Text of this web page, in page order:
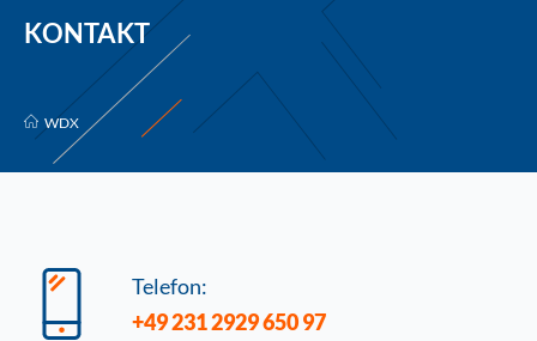
KONTAKT
WDX
Telefon:
+49 231 2929 650 97